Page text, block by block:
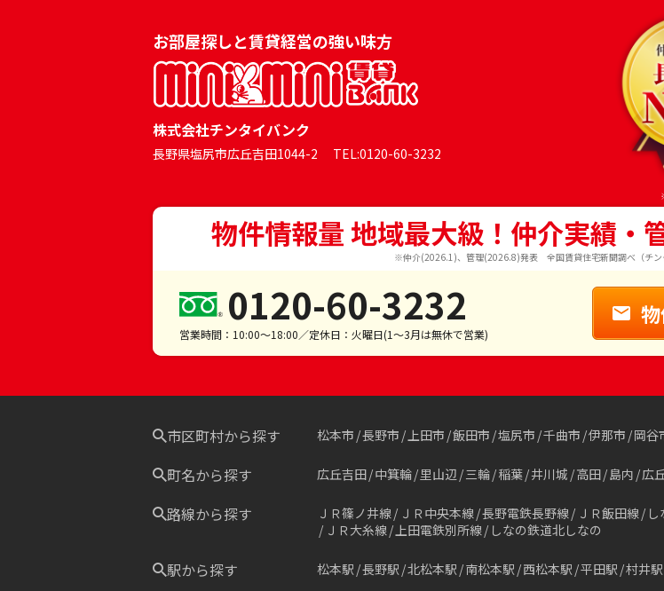
お部屋探しと賃貸経営の強い味方
株式会社チンタイバンク
長野県塩尻市広丘吉田1044-2 TEL:0120-60-3232
物件情報量 地域最大級！仲介実績・
※仲介(2026.1)、管理(2026.8)発表 全国賃貸住宅新聞調べ（チン
0120-60-3232
営業時間：10:00～18:00／定休日：火曜日(1～3月は無休で営業)
市区町村から探す 松本市 長野市 上田市 飯田市 塩尻市 千曲市 伊那市 岡谷
町名から探す 広丘吉田 中箕輪 里山辺 三輪 稲葉 井川城 高田 島内 広
路線から探す ＪＲ篠ノ井線 ＪＲ中央本線 長野電鉄長野線 ＪＲ飯田線
ＪＲ大糸線 上田電鉄別所線 しなの鉄道北しなの
駅から探す 松本駅 長野駅 北松本駅 南松本駅 西松本駅 平田駅 村井駅